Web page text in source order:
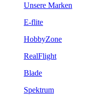
Unsere Marken
E-flite
HobbyZone
RealFlight
Blade
Spektrum